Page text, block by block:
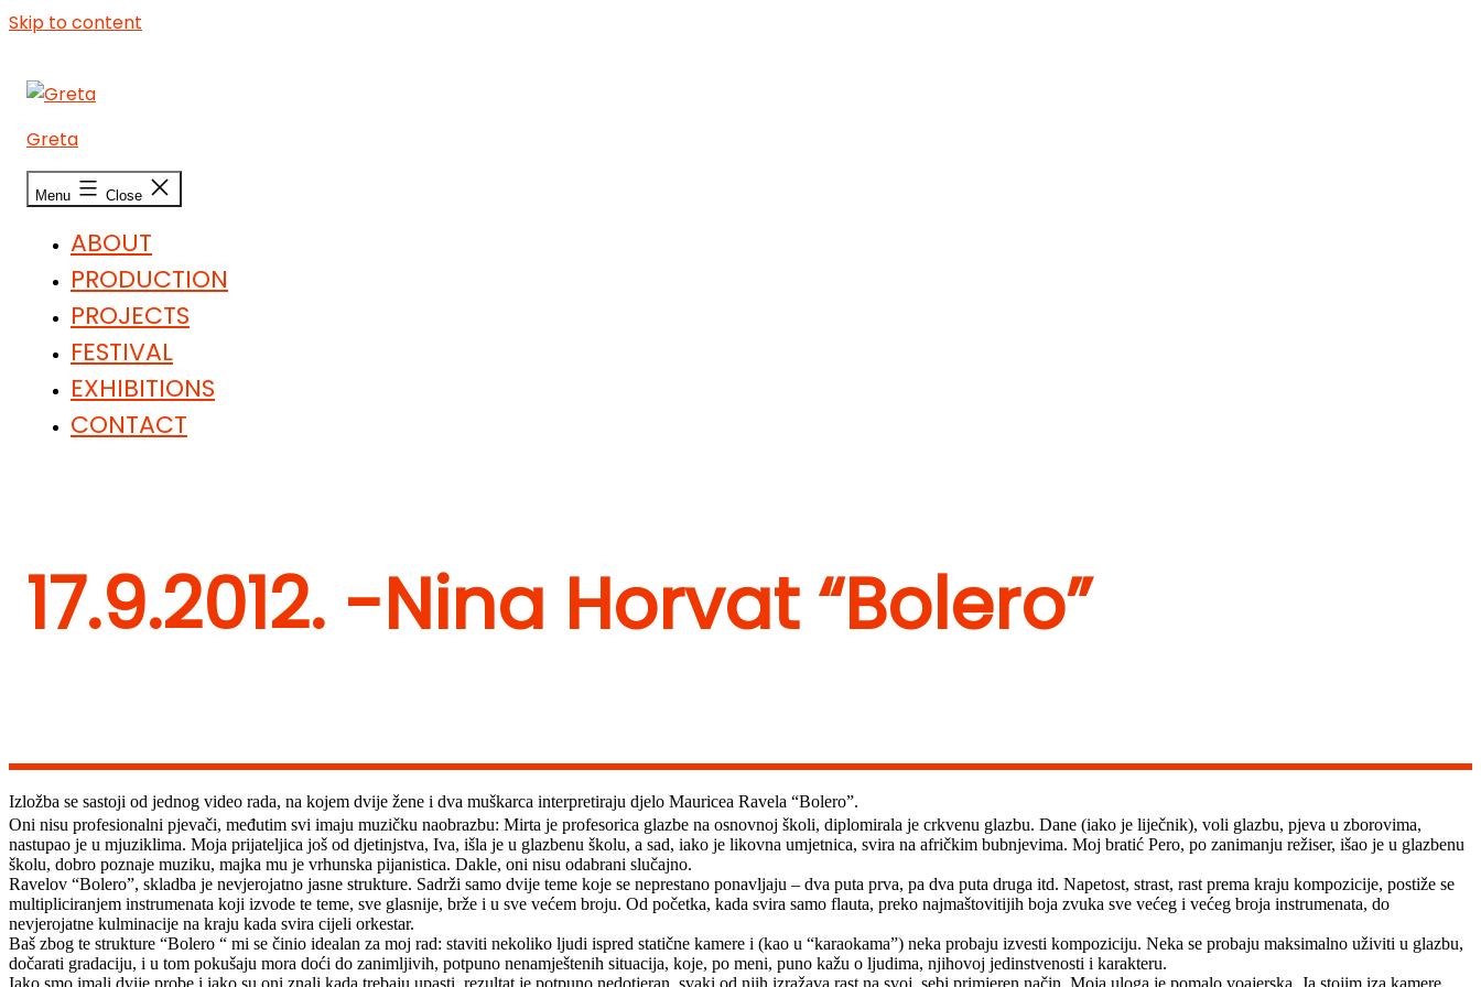
Skip to content
Greta
Menu Close
ABOUT
PRODUCTION
PROJECTS
FESTIVAL
EXHIBITIONS
CONTACT
17.9.2012. -Nina Horvat “Bolero”
Izložba se sastoji od jednog video rada, na kojem dvije žene i dva muškarca interpretiraju djelo Mauricea Ravela “Bolero”.
Oni nisu profesionalni pjevači, međutim svi imaju muzičku naobrazbu: Mirta je profesorica glazbe na osnovnoj školi, diplomirala je crkvenu glazbu. Dane (iako je liječnik), voli glazbu, pjeva u zborovima,
nastupao je u mjuziklima. Moja prijateljica još od djetinjstva, Iva, išla je u glazbenu školu, a sad, iako je likovna umjetnica, svira na afričkim bubnjevima. Moj bratić Pero, po zanimanju režiser, išao je u glazbenu
školu, dobro poznaje muziku, majka mu je vrhunska pijanistica. Dakle, oni nisu odabrani slučajno.
Ravelov “Bolero”, skladba je nevjerojatno jasne strukture. Sadrži samo dvije teme koje se neprestano ponavljaju – dva puta prva, pa dva puta druga itd. Napetost, strast, rast prema kraju kompozicije, postiže se
multipliciranjem instrumenata koji izvode te teme, sve glasnije, brže i u sve većem broju. Od početka, kada svira samo flauta, preko najmaštovitijih boja zvuka sve većeg i većeg broja instrumenata, do
nevjerojatne kulminacije na kraju kada svira cijeli orkestar.
Baš zbog te strukture “Bolero “ mi se činio idealan za moj rad: staviti nekoliko ljudi ispred statične kamere i (kao u “karaokama”) neka probaju izvesti kompoziciju. Neka se probaju maksimalno uživiti u glazbu,
dočarati gradaciju, i u tom pokušaju mora doći do zanimljivih, potpuno nenamještenih situacija, koje, po meni, puno kažu o ljudima, njihovoj jedinstvenosti i karakteru.